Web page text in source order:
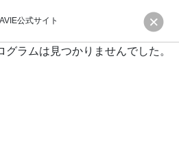
公式サイト
ラムは見つかりませんでした。